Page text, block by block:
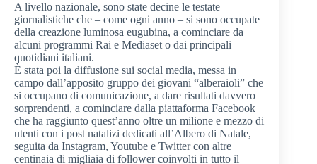
A livello nazionale, sono state decine le testate
giornalistiche che – come ogni anno – si sono occupate
della creazione luminosa eugubina, a cominciare da
alcuni programmi Rai e Mediaset o dai principali
quotidiani italiani.
È stata poi la diffusione sui social media, messa in
campo dall’apposito gruppo dei giovani “alberaioli” che
si occupano di comunicazione, a dare risultati davvero
sorprendenti, a cominciare dalla piattaforma Facebook
che ha raggiunto quest’anno oltre un milione e mezzo di
utenti con i post natalizi dedicati all’Albero di Natale,
seguita da Instagram, Youtube e Twitter con altre
centinaia di migliaia di follower coinvolti in tutto il